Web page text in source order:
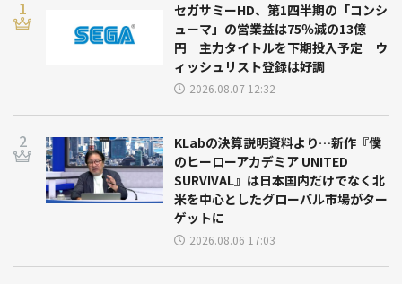
セガサミーHD、第1四半期の「コンシ
ューマ」の営業益は75％減の13億
円 主力タイトルを下期投入予定 ウ
ィッシュリスト登録は好調
2026.08.07 12:32
KLabの決算説明資料より…新作『僕
のヒーローアカデミア UNITED
SURVIVAL』は日本国内だけでなく北
米を中心としたグローバル市場がター
ゲットに
2026.08.06 17:03